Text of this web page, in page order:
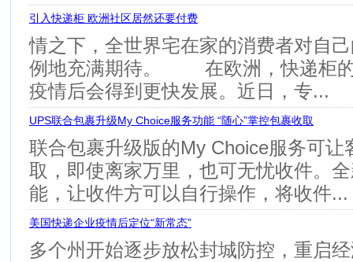
引入快递柜 欧洲社区居然还要付费
情之下，全世界宅在家的消费者对自
例地充满期待。 在欧洲，快递柜的
疫情后会得到更快发展。近日，专...
UPS联合包裹升级My Choice服务功能 “随心”掌控包裹收取
联合包裹升级版的My Choice服务可让
取，即使离家万里，也可无忧收件。
能，让收件方可以自行操作，将收件...
美国快递企业疫情后定位“新常态”
多个州开始逐步放松封城防控，重启